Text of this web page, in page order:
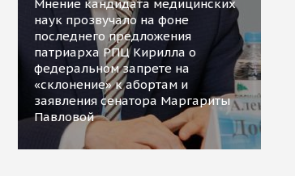
Мнение кандидата медицинских
наук прозвучало на фоне
последнего предложения
патриарха РПЦ Кирилла о
федеральном запрете на
«склонение» к абортам и
заявления сенатора Маргариты
Павловой